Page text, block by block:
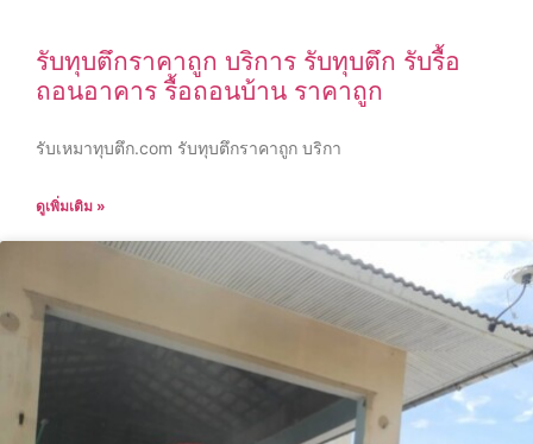
รับทุบตึกราคาถูก บริการ รับทุบตึก รับรื้อ
ถอนอาคาร รื้อถอนบ้าน ราคาถูก
รับเหมาทุบตึก.com รับทุบตึกราคาถูก บริกา
ดูเพิ่มเติม »